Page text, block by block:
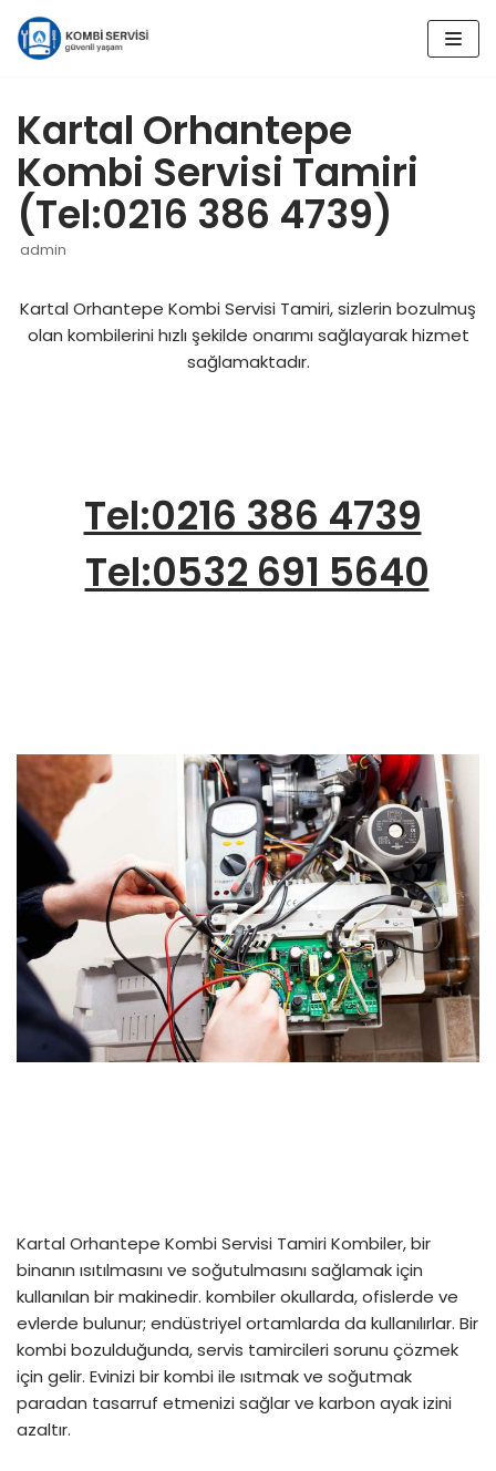
İçeriğe
geç
Kartal Orhantepe
Kombi Servisi Tamiri
(Tel:0216 386 4739)
admin
Kartal Orhantepe Kombi Servisi Tamiri, sizlerin bozulmuş
olan kombilerini hızlı şekilde onarımı sağlayarak hizmet
sağlamaktadır.
Tel:0216 386 4739
Tel:0532 691 5640
Kartal Orhantepe Kombi Servisi Tamiri Kombiler, bir
binanın ısıtılmasını ve soğutulmasını sağlamak için
kullanılan bir makinedir. kombiler okullarda, ofislerde ve
evlerde bulunur; endüstriyel ortamlarda da kullanılırlar. Bir
kombi bozulduğunda, servis tamircileri sorunu çözmek
için gelir. Evinizi bir kombi ile ısıtmak ve soğutmak
paradan tasarruf etmenizi sağlar ve karbon ayak izini
azaltır.